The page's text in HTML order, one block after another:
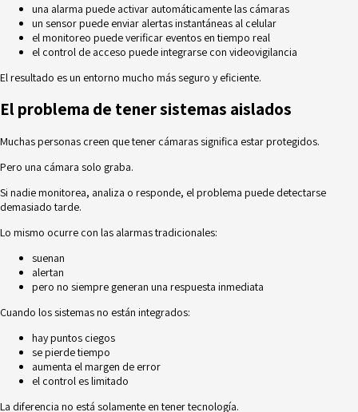
una alarma puede activar automáticamente las cámaras
un sensor puede enviar alertas instantáneas al celular
el monitoreo puede verificar eventos en tiempo real
el control de acceso puede integrarse con videovigilancia
El resultado es un entorno mucho más seguro y eficiente.
El problema de tener sistemas aislados
Muchas personas creen que tener cámaras significa estar protegidos.
Pero una cámara solo graba.
Si nadie monitorea, analiza o responde, el problema puede detectarse
demasiado tarde.
Lo mismo ocurre con las alarmas tradicionales:
suenan
alertan
pero no siempre generan una respuesta inmediata
Cuando los sistemas no están integrados:
hay puntos ciegos
se pierde tiempo
aumenta el margen de error
el control es limitado
La diferencia no está solamente en tener tecnología.